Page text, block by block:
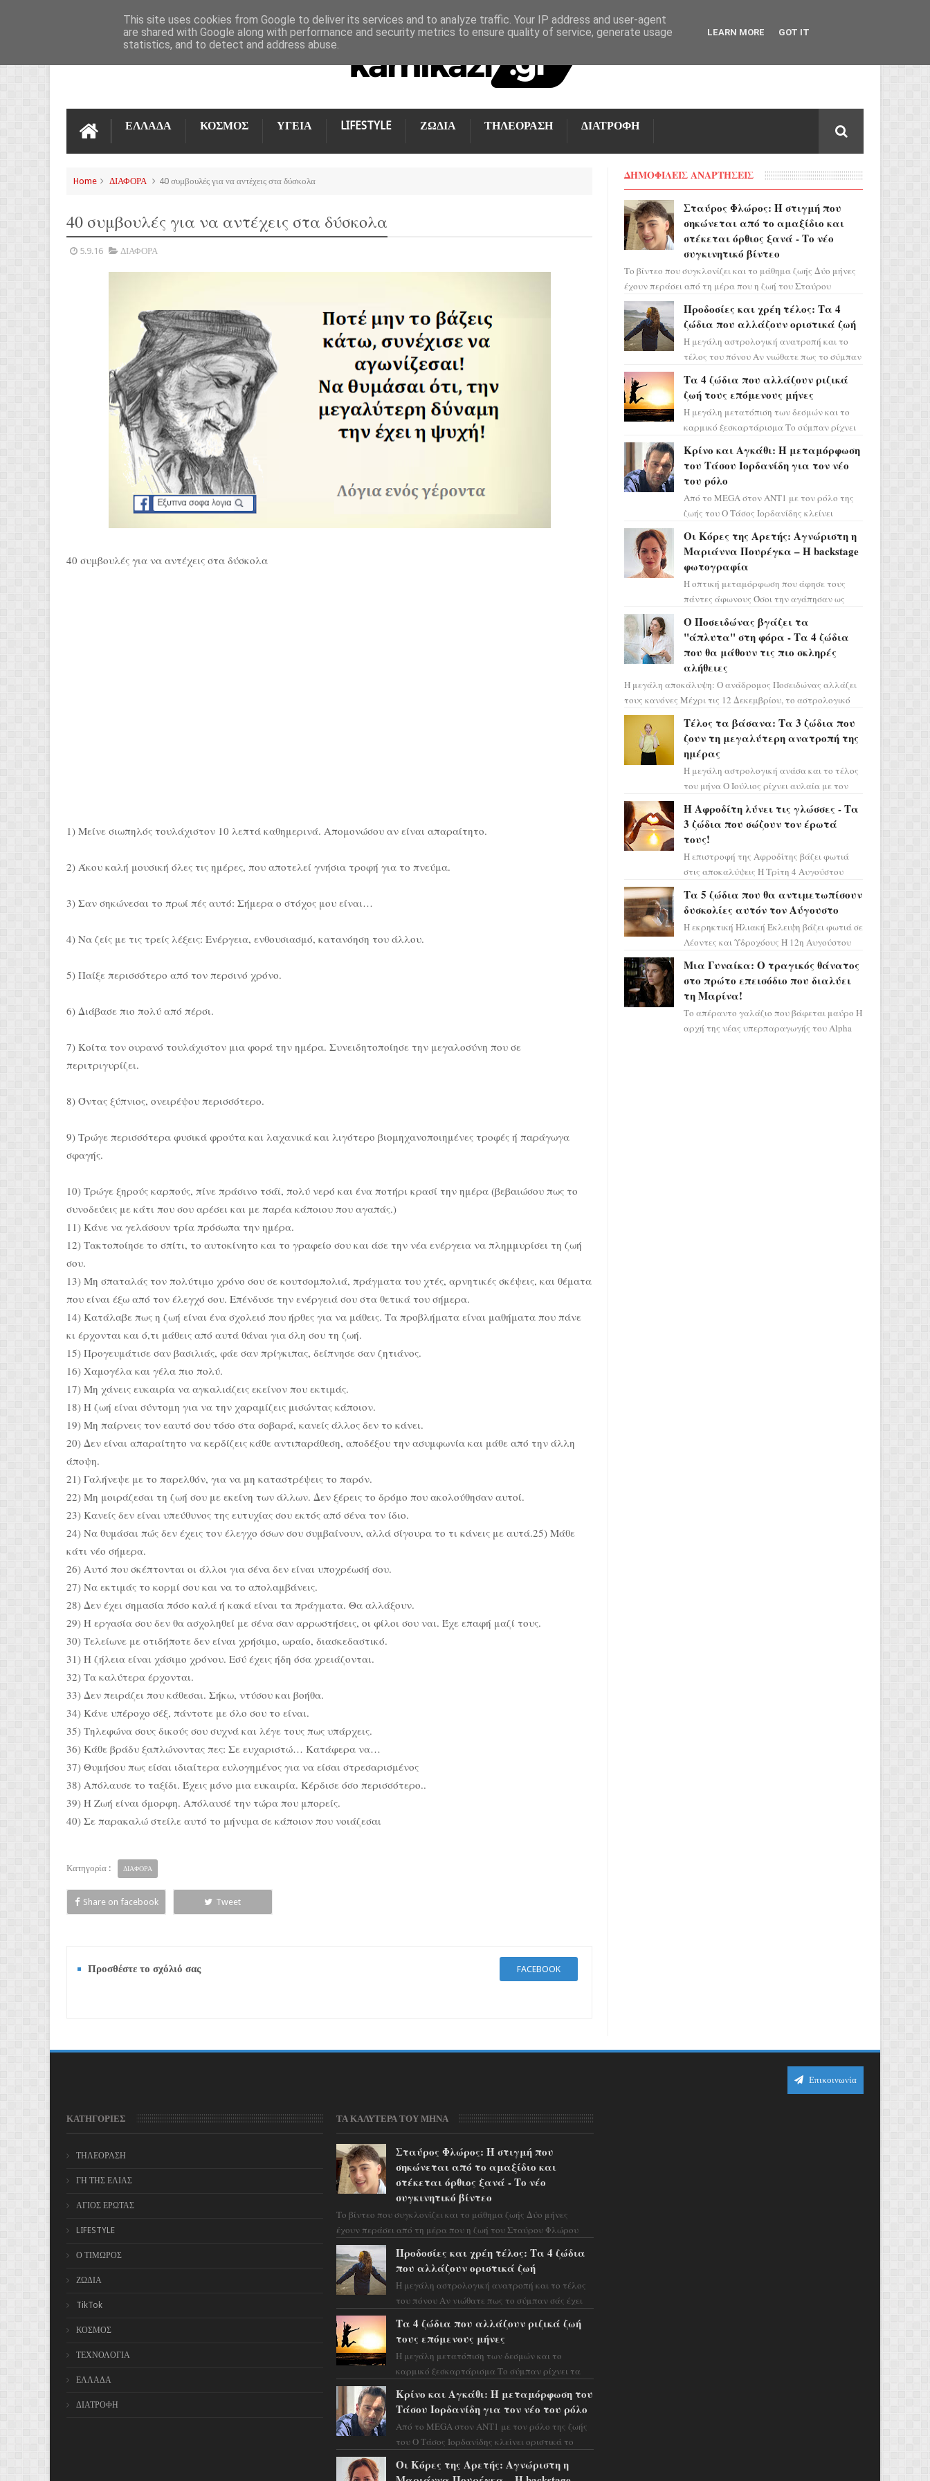
ΕΠΙΚΟΙΝΩΝΊΑ
ΕΛΛΑΔΑ ΚΟΣΜΟΣ ΥΓΕΙΑ LIFESTYLE ΖΩΔΙΑ ΤΗΛΕΟΡΑΣΗ ΔΙΑΤΡΟΦΗ
Home ΔΙΑΦΟΡΑ 40 συμβουλές για να αντέχεις στα δύσκολα
40 συμβουλές για να αντέχεις στα δύσκολα
5.9.16 ΔΙΑΦΟΡΑ
40 συμβουλές για να αντέχεις στα δύσκολα
1) Μείνε σιωπηλός τουλάχιστον 10 λεπτά καθημερινά. Απομονώσου αν είναι απαραίτητο.
2) Άκου καλή μουσική όλες τις ημέρες, που αποτελεί γνήσια τροφή για το πνεύμα.
3) Σαν σηκώνεσαι το πρωί πές αυτό: Σήμερα ο στόχος μου είναι…
4) Να ζείς με τις τρείς λέξεις: Ενέργεια, ενθουσιασμό, κατανόηση του άλλου.
5) Παίξε περισσότερο από τον περσινό χρόνο.
6) Διάβασε πιο πολύ από πέρσι.
7) Κοίτα τον ουρανό τουλάχιστον μια φορά την ημέρα. Συνειδητοποίησε την μεγαλοσύνη που σε
περιτριγυρίζει.
8) Όντας ξύπνιος, ονειρέψου περισσότερο.
9) Τρώγε περισσότερα φυσικά φρούτα και λαχανικά και λιγότερο βιομηχανοποιημένες τροφές ή παράγωγα
σφαγής.
10) Τρώγε ξηρούς καρπούς, πίνε πράσινο τσάϊ, πολύ νερό και ένα ποτήρι κρασί την ημέρα (βεβαιώσου πως το
συνοδεύεις με κάτι που σου αρέσει και με παρέα κάποιου που αγαπάς.)
11) Κάνε να γελάσουν τρία πρόσωπα την ημέρα.
12) Τακτοποίησε το σπίτι, το αυτοκίνητο και το γραφείο σου και άσε την νέα ενέργεια να πλημμυρίσει τη ζωή
σου.
13) Μη σπαταλάς τον πολύτιμο χρόνο σου σε κουτσομπολιά, πράγματα του χτές, αρνητικές σκέψεις, και θέματα
που είναι έξω από τον έλεγχό σου. Επένδυσε την ενέργειά σου στα θετικά του σήμερα.
14) Κατάλαβε πως η ζωή είναι ένα σχολειό που ήρθες για να μάθεις. Τα προβλήματα είναι μαθήματα που πάνε
κι έρχονται και ό,τι μάθεις από αυτά θάναι για όλη σου τη ζωή.
15) Προγευμάτισε σαν βασιλιάς, φάε σαν πρίγκιπας, δείπνησε σαν ζητιάνος.
16) Χαμογέλα και γέλα πιο πολύ.
17) Μη χάνεις ευκαιρία να αγκαλιάζεις εκείνον που εκτιμάς.
18) Η ζωή είναι σύντομη για να την χαραμίζεις μισώντας κάποιον.
19) Μη παίρνεις τον εαυτό σου τόσο στα σοβαρά, κανείς άλλος δεν το κάνει.
20) Δεν είναι απαραίτητο να κερδίζεις κάθε αντιπαράθεση, αποδέξου την ασυμφωνία και μάθε από την άλλη
άποψη.
21) Γαλήνεψε με το παρελθόν, για να μη καταστρέψεις το παρόν.
22) Μη μοιράζεσαι τη ζωή σου με εκείνη των άλλων. Δεν ξέρεις το δρόμο που ακολούθησαν αυτοί.
23) Κανείς δεν είναι υπεύθυνος της ευτυχίας σου εκτός από σένα τον ίδιο.
24) Να θυμάσαι πώς δεν έχεις τον έλεγχο όσων σου συμβαίνουν, αλλά σίγουρα το τι κάνεις με αυτά.25) Μάθε
κάτι νέο σήμερα.
26) Αυτό που σκέπτονται οι άλλοι για σένα δεν είναι υποχρέωσή σου.
27) Να εκτιμάς το κορμί σου και να το απολαμβάνεις.
28) Δεν έχει σημασία πόσο καλά ή κακά είναι τα πράγματα. Θα αλλάξουν.
29) Η εργασία σου δεν θα ασχοληθεί με σένα σαν αρρωστήσεις, οι φίλοι σου ναι. Έχε επαφή μαζί τους.
30) Τελείωνε με οτιδήποτε δεν είναι χρήσιμο, ωραίο, διασκεδαστικό.
31) Η ζήλεια είναι χάσιμο χρόνου. Εσύ έχεις ήδη όσα χρειάζονται.
32) Τα καλύτερα έρχονται.
33) Δεν πειράζει που κάθεσαι. Σήκω, ντύσου και βοήθα.
34) Κάνε υπέροχο σέξ, πάντοτε με όλο σου το είναι.
35) Τηλεφώνα σους δικούς σου συχνά και λέγε τους πως υπάρχεις.
36) Κάθε βράδυ ξαπλώνοντας πες: Σε ευχαριστώ… Κατάφερα να…
37) Θυμήσου πως είσαι ιδιαίτερα ευλογημένος για να είσαι στρεσαρισμένος
38) Απόλαυσε το ταξίδι. Έχεις μόνο μια ευκαιρία. Κέρδισε όσο περισσότερο..
39) Η Ζωή είναι όμορφη. Απόλαυσέ την τώρα που μπορείς.
40) Σε παρακαλώ στείλε αυτό το μήνυμα σε κάποιον που νοιάζεσαι
Κατηγορία : ΔΙΑΦΟΡΑ
Share on facebook Tweet
Προσθέστε το σχόλιό σας FACEBOOK
ΔΗΜΟΦΙΛΕΙΣ ΑΝΑΡΤΗΣΕΙΣ
Σταύρος Φλώρος: Η στιγμή που
σηκώνεται από το αμαξίδιο και
στέκεται όρθιος ξανά - Το νέο
συγκινητικό βίντεο
Το βίντεο που συγκλονίζει και το μάθημα ζωής Δύο μήνες
έχουν περάσει από τη μέρα που η ζωή του Σταύρου
Φλώρου άλλαξε για πάντα. Ο πρώην...
Προδοσίες και χρέη τέλος: Τα 4
ζώδια που αλλάζουν οριστικά ζωή
Η μεγάλη αστρολογική ανατροπή και το
τέλος του πόνου Αν νιώθατε πως το σύμπαν
πάρετε μια βαθιά α...
Τα 4 ζώδια που αλλάζουν ριζικά
ζωή τους επόμενους μήνες
Η μεγάλη μετατόπιση των δεσμών και το
καρμικό ξεσκαρτάρισμα Το σύμπαν ρίχνει
προειδοποιεί: οι σελην...
Κρίνο και Αγκάθι: Η μεταμόρφωση
του Τάσου Ιορδανίδη για τον νέο
του ρόλο
Από το MEGA στον ΑΝΤ1 με τον ρόλο της
ζωής του Ο Τάσος Ιορδανίδης κλείνει
επιτυχίας «Μια Νύχτα Μόνο» ...
Οι Κόρες της Αρετής: Αγνώριστη η
Μαριάννα Πουρέγκα – H backstage
φωτογραφία
Η οπτική μεταμόρφωση που άφησε τους
πάντες άφωνους Όσοι την αγάπησαν ως
πρέπει τώρα να προετοιμαστο...
Ο Ποσειδώνας βγάζει τα
"άπλυτα" στη φόρα - Τα 4 ζώδια
που θα μάθουν τις πιο σκληρές
αλήθειες
Η μεγάλη αποκάλυψη: Ο ανάδρομος Ποσειδώνας αλλάζει
τους κανόνες Μέχρι τις 12 Δεκεμβρίου, το αστρολογικό
σκηνικό θυμίζει ταινία μυστηρίου ...
Τέλος τα βάσανα: Τα 3 ζώδια που
ζουν τη μεγαλύτερη ανατροπή της
ημέρας
Η μεγάλη αστρολογική ανάσα και το τέλος
του μήνα Ο Ιούλιος ρίχνει αυλαία με τον
περνάει στο ζώδιο τω...
Η Αφροδίτη λύνει τις γλώσσες - Τα
3 ζώδια που σώζουν τον έρωτά
τους!
Η επιστροφή της Αφροδίτης βάζει φωτιά
στις αποκαλύψεις Η Τρίτη 4 Αυγούστου
ορόσημο, καθώς η Αφροδίτη πρ...
Τα 5 ζώδια που θα αντιμετωπίσουν
δυσκολίες αυτόν τον Αύγουστο
Η εκρηκτική Ηλιακή Έκλειψη βάζει φωτιά σε
Λέοντες και Υδροχόους Η 12η Αυγούστου
χάους, καθώς η Ηλια...
Μια Γυναίκα: Ο τραγικός θάνατος
στο πρώτο επεισόδιο που διαλύει
τη Μαρίνα!
Το απέραντο γαλάζιο που βάφεται μαύρο Η
αρχή της νέας υπερπαραγωγής του Alpha
Επικοινωνία
ΚΑΤΗΓΟΡΙΕΣ
ΤΗΛΕΟΡΑΣΗ
ΓΗ ΤΗΣ ΕΛΙΑΣ
ΑΓΙΟΣ ΕΡΩΤΑΣ
LIFESTYLE
Ο ΤΙΜΩΡΟΣ
ΖΩΔΙΑ
TikTok
ΚΟΣΜΟΣ
ΤΕΧΝΟΛΟΓΙΑ
ΕΛΛΑΔΑ
ΔΙΑΤΡΟΦΗ
ΤΑ ΚΑΛΥΤΕΡΑ ΤΟΥ ΜΗΝΑ
Σταύρος Φλώρος: Η στιγμή που
σηκώνεται από το αμαξίδιο και
στέκεται όρθιος ξανά - Το νέο
συγκινητικό βίντεο
Το βίντεο που συγκλονίζει και το μάθημα ζωής Δύο μήνες
έχουν περάσει από τη μέρα που η ζωή του Σταύρου Φλώρου
άλλαξε για πάντα. Ο πρώην...Προδοσίες και χρέη τέλος: Τα 4 ζώδια
που αλλάζουν οριστικά ζωή
Η μεγάλη αστρολογική ανατροπή και το τέλος
του πόνου Αν νιώθατε πως το σύμπαν σάς έχει
βαθιά α...
Τα 4 ζώδια που αλλάζουν ριζικά ζωή
τους επόμενους μήνες
Η μεγάλη μετατόπιση των δεσμών και το
καρμικό ξεσκαρτάρισμα Το σύμπαν ρίχνει τα
προειδοποιεί: οι σελην...
Κρίνο και Αγκάθι: Η μεταμόρφωση του
Τάσου Ιορδανίδη για τον νέο του ρόλο
Από το MEGA στον ΑΝΤ1 με τον ρόλο της ζωής
του Ο Τάσος Ιορδανίδης κλείνει οριστικά το
Μόνο» ...
Οι Κόρες της Αρετής: Αγνώριστη η
This site uses cookies from Google to deliver its services and to analyze traffic. Your IP address and user-agent
are shared with Google along with performance and security metrics to ensure quality of service, generate usage
statistics, and to detect and address abuse.
LEARN MORE GOT IT